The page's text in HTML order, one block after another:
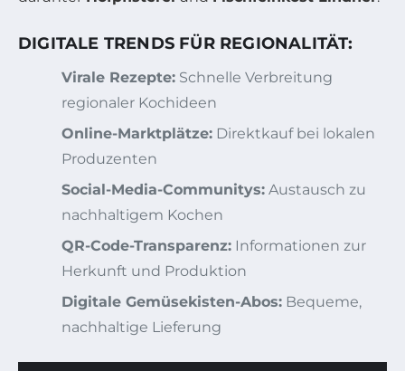
DIGITALE TRENDS FÜR REGIONALITÄT:
Virale Rezepte: Schnelle Verbreitung
regionaler Kochideen
Online-Marktplätze: Direktkauf bei lokalen
Produzenten
Social-Media-Communitys: Austausch zu
nachhaltigem Kochen
QR-Code-Transparenz: Informationen zur
Herkunft und Produktion
Digitale Gemüsekisten-Abos: Bequeme,
nachhaltige Lieferung